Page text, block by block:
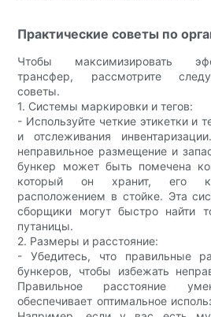
Практические советы по
Чтобы максимизировать
трансфер, рассмотрите
советы.
1. Системы маркировки и тегов:
- Используйте четкие этикетки и
и отслеживания
неправильное размещение и
бункер может быть помечена
который он хранит, его
расположением в стойке. Эта
сборщики могут быстро найти
путаницы.
2. Размеры и расстояние:
- Убедитесь, что правильные
бункеров, чтобы избежать
Правильное расстояние
обеспечивает оптимальное